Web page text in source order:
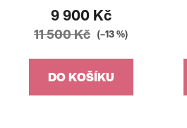
9 900 Kč
11 500 Kč (–13 %)
DO KOŠÍKU